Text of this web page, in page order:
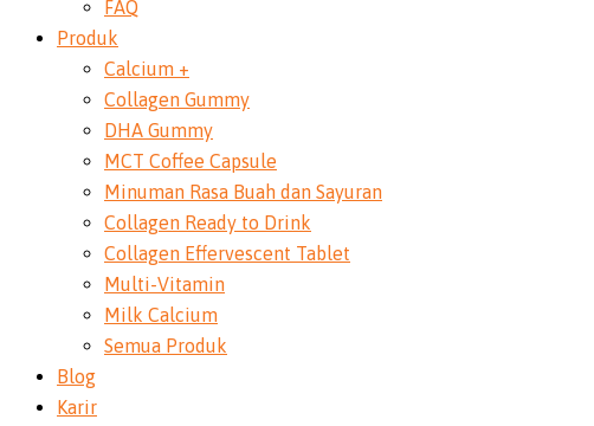
FAQ
Produk
Calcium +
Collagen Gummy
DHA Gummy
MCT Coffee Capsule
Minuman Rasa Buah dan Sayuran
Collagen Ready to Drink
Collagen Effervescent Tablet
Multi-Vitamin
Milk Calcium
Semua Produk
Blog
Karir